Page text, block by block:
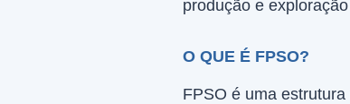
produção e
O QUE É FPSO?
FPSO é uma